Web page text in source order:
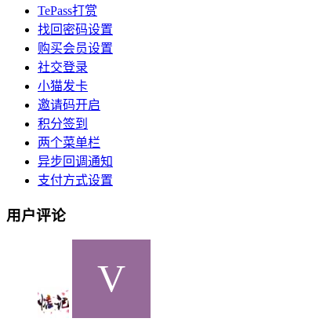
TePass打赏
找回密码设置
购买会员设置
社交登录
小猫发卡
邀请码开启
积分签到
两个菜单栏
异步回调通知
支付方式设置
用户评论